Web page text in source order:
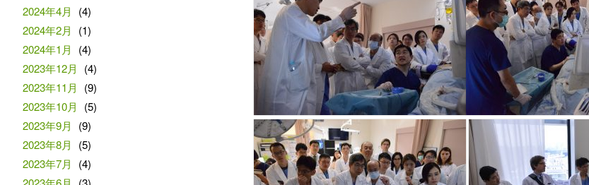
2024年4月
(4)
2024年2月
(1)
2024年1月
(4)
2023年12月
(4)
2023年11月
(9)
2023年10月
(5)
2023年9月
(9)
2023年8月
(5)
2023年7月
(4)